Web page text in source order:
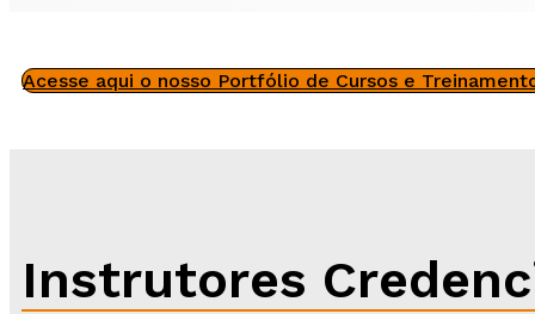
Acesse aqui o nosso Portfólio de Cursos e
Instrutores